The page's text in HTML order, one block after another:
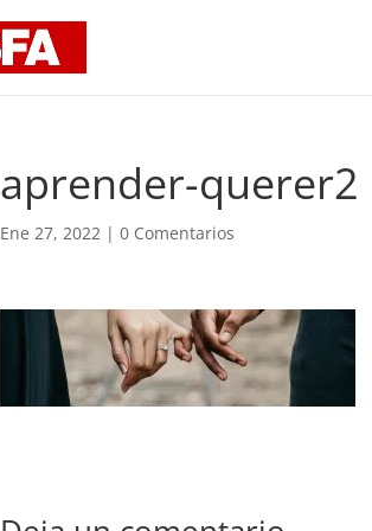
aprender-querer2
Ene 27, 2022 |0 Comentarios